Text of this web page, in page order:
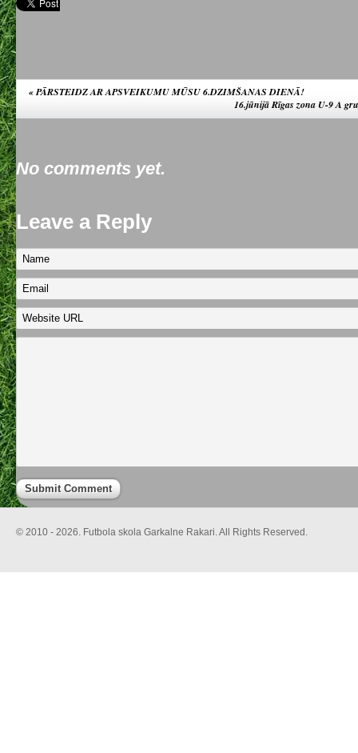
«PĀRSTEIDZ AR APSVEIKUMU MŪSU 6.DZIMŠANAS DIENĀ!
16.jūnijā Rīgas zona U-9 A
No comments yet.
Leave a Reply
© 2010 - 2026. Futbola skola Garkalne Rakari. All Rights Reserved.